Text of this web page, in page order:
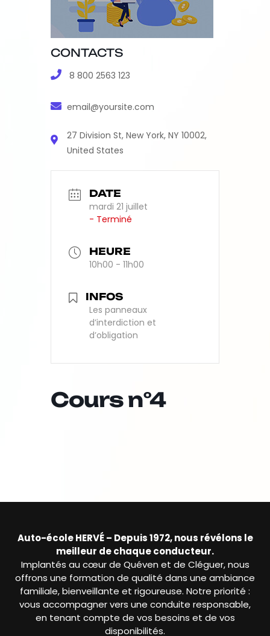
CONTACTS
8 800 2563 123
email@yoursite.com
27 Division St, New York, NY 10002,
United States
DATE
mardi 21 juillet
- Terminé
HEURE
10h00 - 11h00
INFOS
Les panneaux
d’interdiction et
d’obligation
Cours n°4
Auto-école HERVÉ – Depuis 1972, nous révélons le
meilleur de chaque conducteur.
Implantés au cœur de Quéven et de Cléguer, nous
offrons une formation de qualité dans une ambiance
familiale, bienveillante et rigoureuse. Notre priorité :
vous accompagner vers une conduite responsable,
en tenant compte de vos besoins et de vos
disponibilités.